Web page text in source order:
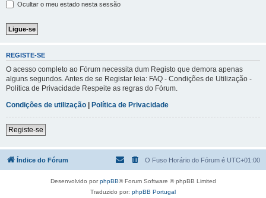
Ocultar o meu estado nesta sessão
REGISTE-SE
O acesso completo ao Fórum necessita dum Registo que demora apenas
alguns segundos. Antes de se Registar leia: FAQ - Condições de Utilização -
Política de Privacidade Respeite as regras do Fórum.
Condições de utilização | Política de Privacidade
Registe-se
Índice do Fórum O Fuso Horário do Fórum é UTC+01:00
Desenvolvido porphpBB® Forum Software © phpBB Limited
Traduzido por: phpBB Portugal